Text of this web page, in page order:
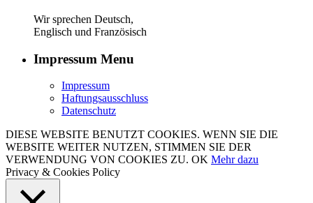
Wir sprechen Deutsch,
Englisch und Französisch
Impressum Menu
Impressum
Haftungsausschluss
Datenschutz
DIESE WEBSITE BENUTZT COOKIES. WENN SIE DIE
WEBSITE WEITER NUTZEN, STIMMEN SIE DER
VERWENDUNG VON COOKIES ZU. OK Mehr dazu
Privacy & Cookies Policy